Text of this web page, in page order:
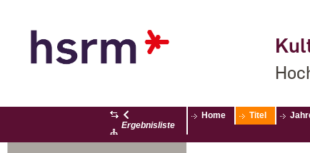
Ergebnisliste
Home Titel